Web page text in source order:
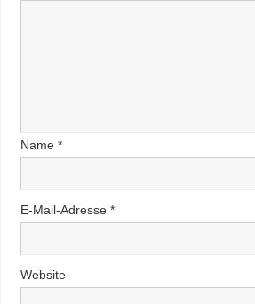
Name *
E-Mail-Adresse *
Website